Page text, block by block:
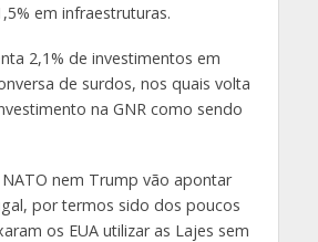
em infraestruturas.
2,1% de investimentos em
de surdos, nos quais volta
na GNR como sendo
nem Trump vão apontar
por termos sido dos poucos
os EUA utilizar as Lajes sem